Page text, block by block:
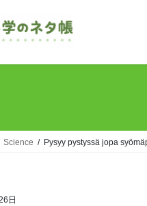
Science Pysyy pystyssä jopa
日